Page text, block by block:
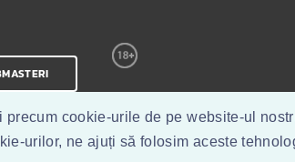
cookie-urile de pe website-ul
urilor, ne ajuți să folosim aceste